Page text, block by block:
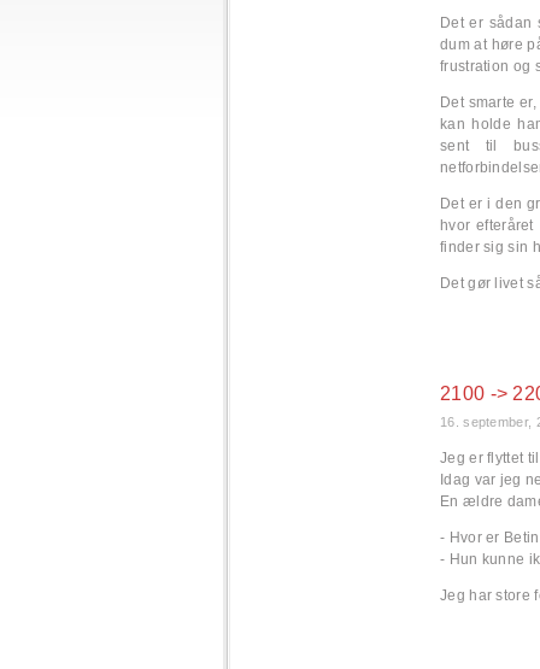
Det er sådan
dum at høre
frustration og
Det smarte
kan holde
sent til
Det er i den
hvor
finder sig sin
Det gør livet
2100 ->
16. september,
Jeg er flyttet
Idag var jeg
En ældre
- Hvor er
- Hun kunne
Jeg har store